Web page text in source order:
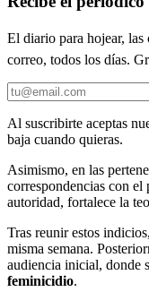
El diario para hojear,
correo, todos los días.
Al suscribirte aceptas
baja cuando quieras.
Asimismo, en las
correspondencias con
autoridad, fortalece la
Tras reunir estos
misma semana.
audiencia inicial, donde
feminicidio.